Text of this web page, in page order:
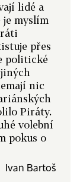
lidé a
myslím
přes
politické
nic
Piráty.
volební
pokus o
Ivan Bartoš